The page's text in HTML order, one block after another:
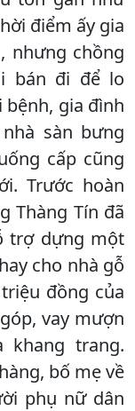
điểm ấy gia
nhưng chồng
bán đi để lo
gia đình
sàn bưng
cấp cũng
Trước hoàn
Thàng Tín đã
trợ dựng một
cho nhà gỗ
đồng của
vay mượn
trang.
bố mẹ về
phụ nữ dân